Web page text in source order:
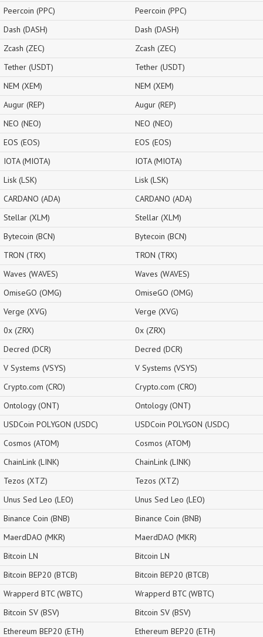
Peercoin (PPC)
Dash (DASH)
Zcash (ZEC)
Tether (USDT)
NEM (XEM)
Augur (REP)
NEO (NEO)
EOS (EOS)
IOTA (MIOTA)
Lisk (LSK)
CARDANO (ADA)
Stellar (XLM)
Bytecoin (BCN)
TRON (TRX)
Waves (WAVES)
OmiseGO (OMG)
Verge (XVG)
0x (ZRX)
Decred (DCR)
V Systems (VSYS)
Crypto.com (CRO)
Ontology (ONT)
USDCoin POLYGON (USDC)
Cosmos (ATOM)
ChainLink (LINK)
Tezos (XTZ)
Unus Sed Leo (LEO)
Binance Coin (BNB)
MaerdDAO (MKR)
Bitcoin LN
Bitcoin BEP20 (BTCB)
Wrapperd BTC (WBTC)
Bitcoin SV (BSV)
Ethereum BEP20 (ETH)
Peercoin (PPC)
Dash (DASH)
Zcash (ZEC)
Tether (USDT)
NEM (XEM)
Augur (REP)
NEO (NEO)
EOS (EOS)
IOTA (MIOTA)
Lisk (LSK)
CARDANO (ADA)
Stellar (XLM)
Bytecoin (BCN)
TRON (TRX)
Waves (WAVES)
OmiseGO (OMG)
Verge (XVG)
0x (ZRX)
Decred (DCR)
V Systems (VSYS)
Crypto.com (CRO)
Ontology (ONT)
USDCoin POLYGON (USDC)
Cosmos (ATOM)
ChainLink (LINK)
Tezos (XTZ)
Unus Sed Leo (LEO)
Binance Coin (BNB)
MaerdDAO (MKR)
Bitcoin LN
Bitcoin BEP20 (BTCB)
Wrapperd BTC (WBTC)
Bitcoin SV (BSV)
Ethereum BEP20 (ETH)